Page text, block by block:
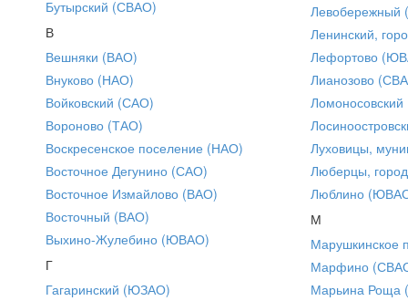
Бутырский (СВАО)
В
Вешняки (ВАО)
Внуково (НАО)
Войковский (САО)
Вороново (ТАО)
Воскресенское поселение (НАО)
Восточное Дегунино (САО)
Восточное Измайлово (ВАО)
Восточный (ВАО)
Выхино-Жулебино (ЮВАО)
Г
Гагаринский (ЮЗАО)
Ленинский,
Лефортово
Лианозово
Луховицы,
Люберцы,
Люблино
М
Марушкинское
Марфино
Марьина Роща